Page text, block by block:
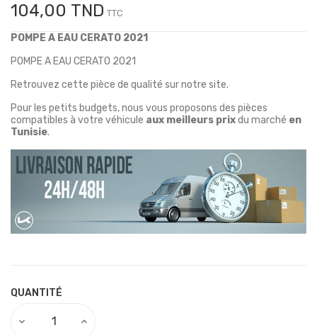
104,00 TND TTC
POMPE A EAU CERATO 2021
POMPE A EAU CERATO 2021
Retrouvez cette pièce de qualité sur notre site.
Pour les petits budgets, nous vous proposons des pièces
compatibles à votre véhicule aux meilleurs prixdu marché en
Tunisie.
QUANTITÉ